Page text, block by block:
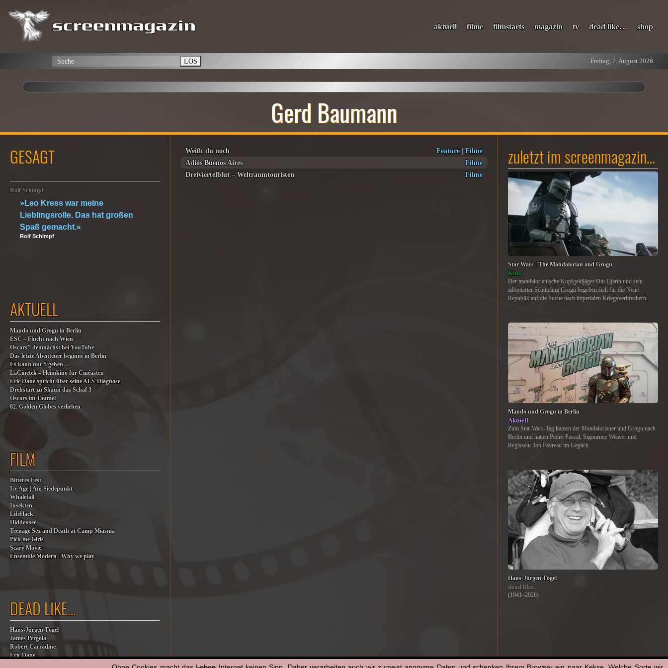
aktuell filme filmstarts magazin tv dead like… shop
LOS Freitag, 7. August 2026
Gerd Baumann
Weißt du noch Feature| Filme
Adiós Buenos Aires
Filme
Dreiviertelblut – Weltraumtouristen
Filme
GESAGT
Rolf Schimpf
»Leo Kress war meine
Lieblingsrolle. Das hat großen
Spaß gemacht.«
Rolf Schimpf
AKTUELL
Mando und Grogu in Berlin
ESC – Flucht nach Wien
Oscars® demnächst bei YouTube
Das letzte Abenteuer beginnt in Berlin
Es kann nur 5 geben…
LaCinetek – Heimkino für Cinéasten
Eric Dane spricht über seine ALS-Diagnose
Drehstart zu Shaun das Schaf 3
Oscars im Taumel
82. Golden Globes verliehen
FILM
Bitteres Fest
Ice Age | Am Siedepunkt
Whalefall
Insekten
LifeHack
Hiddensee
Teenage Sex and Death at Camp Miasma
Pick me Girls
Scary Movie
Ensemble Modern | Why we play
DEAD LIKE…
Hans-Jürgen Tögel
James Pergola
Robert Carradine
Eric Dane
zuletzt im screenmagazin…
Star Wars | The Mandalorian and Grogu
Kino
Der mandalorianische Kopfgeldjäger Din Djarin und sein
adoptierter Schützling Grogu begeben sich für die Neue
Republik auf die Suche nach imperialen Kriegsverbrechern.
Mando und Grogu in Berlin
Aktuell
Zum Star-Wars-Tag kamen der Mandalorianer und Grogu nach
Berlin und hatten Pedro Pascal, Sigourney Weaver und
Regisseur Jon Favreau im Gepäck.
Hans-Jürgen Tögel
dead like...
(1941–2026)